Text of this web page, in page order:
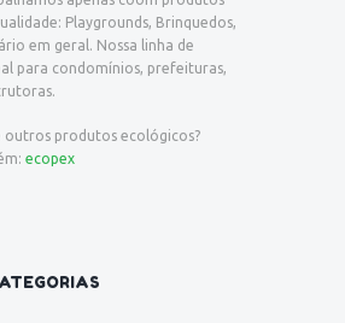
Playgrounds, Brinquedos,
em geral. Nossa linha de
para condomínios, prefeituras,
outros produtos ecológicos?
ecopex